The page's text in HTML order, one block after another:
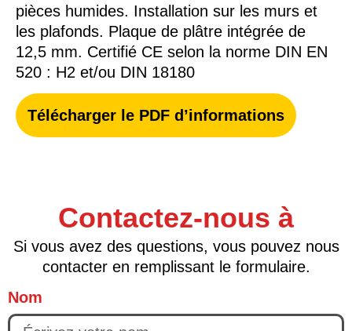
pièces humides. Installation sur les murs et
les plafonds. Plaque de plâtre intégrée de
12,5 mm. Certifié CE selon la norme DIN EN
520 : H2 et/ou DIN 18180
Télécharger le PDF d’informations
Contactez-nous à
Si vous avez des questions, vous pouvez nous
contacter en remplissant le formulaire.
Nom